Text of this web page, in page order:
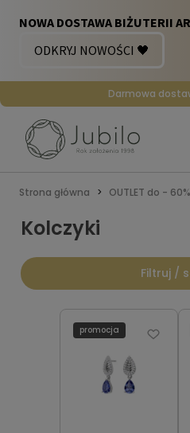
Darmowa
Strona główna OUTLET do - 60%
Kolczyki
Filtruj /
promocja